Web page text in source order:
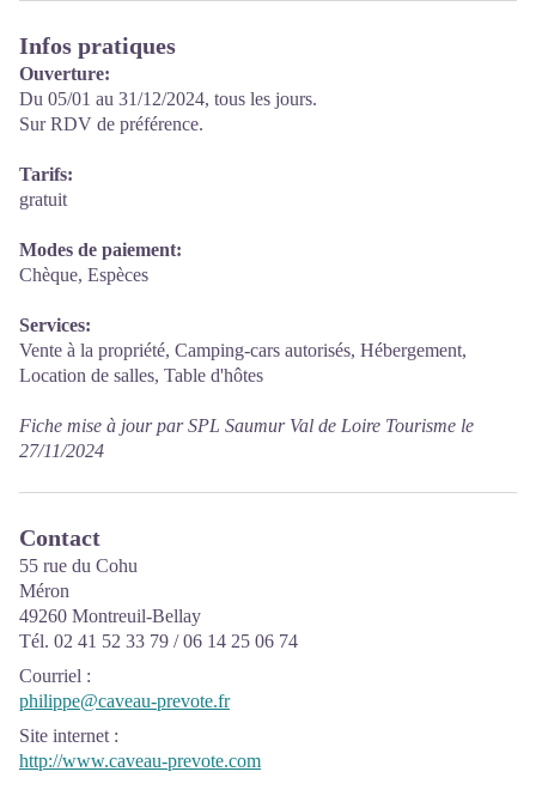
Infos pratiques
Ouverture:
Du 05/01 au 31/12/2024, tous les jours.
Sur RDV de préférence.
Tarifs:
gratuit
Modes de paiement:
Chèque, Espèces
Services:
Vente à la propriété, Camping-cars autorisés, Hébergement,
Location de salles, Table d'hôtes
Fiche mise à jour par SPL Saumur Val de Loire Tourisme le
27/11/2024
Contact
55 rue du Cohu
Méron
49260 Montreuil-Bellay
Tél. 02 41 52 33 79 / 06 14 25 06 74
Courriel :
philippe@caveau-prevote.fr
Site internet :
http://www.caveau-prevote.com